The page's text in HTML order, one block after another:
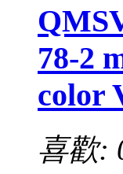
78-2
color
喜歡: